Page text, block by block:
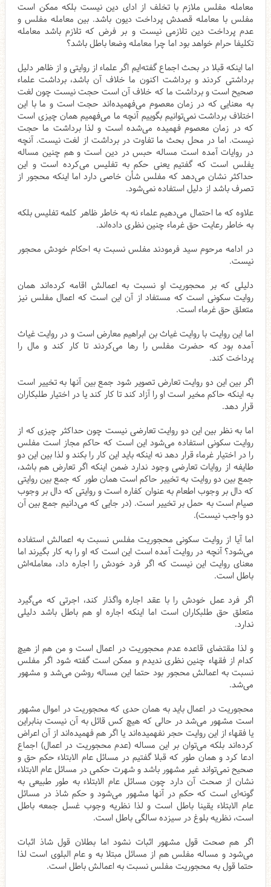
معامله مفلس ملازم با تخلف از ادای دین نیست بلکه ممکن است
مفلس با معامله قصدش پرداخت دیون باشد. بین معامله مفلس و
عدم پرداخت دین تلازمی نیست و بر فرض که تلازم باشد معامله
تکلیفا حرام خواهد بود اما چرا معامله وضعا باطل باشد؟
اما اینکه قبلا در بحث اجماع گفته‌ایم اگر علماء از روایتی و از ظاهر دلیل
برداشتی کردند و برداشت اکنون ما خلاف آن باشد، برداشت علماء
صحیح است و برداشت ما که خلاف آن است حجت نیست چون لغت
به معنایی که در زمان معصوم می‌فهمیده‌اند حجت است و ما با این
اختلاف برداشت نمی‌توانیم بگوییم آنچه ما می‌فهمیم همان چیزی است
که در زمان معصوم فهمیده می‌شده است و لذا برداشت ما حجت
نیست. اما در محل بحث ما تفاوت در برداشت از لغت نیست. آنچه
در روایات آمده است مساله حبس در دین است و هم چنین مساله
یفلس است که گفتیم یعنی حکم به تفلیس می‌کرده است و این
حداکثر نشان می‌دهد که مفلس شأن خاصی دارد اما اینکه محجور از
تصرف باشد از دلیل استفاده نمی‌شود.
علاوه که ما احتمال می‌دهیم علماء نه به خاطر ظاهر کلمه تفلیس بلکه
به خاطر رعایت حق غرماء چنین نظری داده‌اند.
در ادامه مرحوم سید فرمودند مفلس نسبت به احکام خودش محجور
نیست.
دلیلی که بر محجوریت او نسبت به اعمالش اقامه کرده‌اند همان
روایت سکونی است که مستفاد از آن این است که اعمال مفلس نیز
متعلق حق غرماء است.
اما این روایت با روایت غیاث بن ابراهیم معارض است و در روایت غیاث
آمده بود که حضرت مفلس را رها می‌کردند تا کار کند و مال را
پرداخت کند.
اگر بین این دو روایت تعارض تصویر شود جمع بین آنها به تخییر است
به اینکه حاکم مخیر است او را آزاد کند تا کار کند یا در اختیار طلبکاران
قرار دهد.
اما به نظر بین این دو روایت تعارضی نیست چون حداکثر چیزی که از
روایت سکونی استفاده می‌شود این است که حاکم مجاز است مفلس
را در اختیار غرماء قرار دهد نه اینکه باید این کار را بکند و لذا بین این دو
طایفه از روایات تعارضی وجود ندارد ضمن اینکه اگر تعارض هم باشد،
جمع بین دو روایت به تخییر حاکم است همان طور که جمع بین روایتی
که دال بر وجوب اطعام به عنوان کفاره است و روایتی که دال بر وجوب
صیام است به حمل بر تخییر است. (در جایی که می‌دانیم جمع بین آن
دو واجب نیست).
اما آیا از روایت سکونی محجوریت مفلس نسبت به اعمالش استفاده
می‌شود؟ آنچه در روایت آمده است این است که او را به کار بگیرند اما
معنای روایت این نیست که اگر فرد خودش را اجاره داد، معامله‌اش
باطل است.
اگر فرد عمل خودش را با عقد اجاره واگذار کند، اجرتی که می‌گیرد
متعلق حق طلبکاران است اما اینکه اجاره او هم باطل باشد دلیلی
ندارد.
و لذا مقتضای قاعده عدم محجوریت در اعمال است و من هم از هیچ
کدام از فقهاء چنین نظری ندیدم و ممکن است گفته شود اگر مفلس
نسبت به اعمالش محجور بود حتما این مساله روشن می‌شد و مشهور
می‌شد.
محجوریت در اعمال باید به همان حدی که محجوریت در اموال مشهور
است مشهور می‌شد در حالی که هیچ کس قائل به آن نیست بنابراین
یا فقهاء از این روایت حجر نفهمیده‌اند یا اگر هم فهمیده‌اند از آن اعراض
کرده‌اند بلکه می‌توان بر این مساله (عدم محجوریت در اعمال) اجماع
ادعا کرد و همان طور که قبلا گفتیم در مسائل عام الابتلاء حکم حق و
صحیح نمی‌تواند غیر مشهور باشد و شهرت حکمی در مسائل عام الابتلاء
نشان از صحت آن دارد چون مسائل عام الابتلاء به طور طبیعی به
گونه‌ای است که حکم در آنها مشهور می‌شود و حکم شاذ در مسائل
عام الابتلاء یقینا باطل است و لذا نظریه وجوب غسل جمعه باطل
است، نظریه بلوغ در سیزده سالگی باطل است.
اگر هم صحت قول مشهور اثبات نشود اما بطلان قول شاذ اثبات
می‌شود و مساله مفلس هم از مسائل مبتلا به و عام البلوی است لذا
حتما قول به محجوریت مفلس نسبت به اعمالش باطل است.